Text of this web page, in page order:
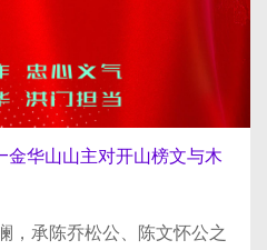
，承陈乔松公、陈文怀公之